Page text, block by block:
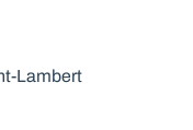
Lambert